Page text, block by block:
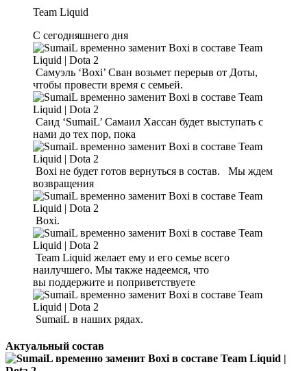
Team Liquid
С сегодняшнего дня
Самуэль ‘Boxi’ Сван возьмет перерыв от Доты,
чтобы провести время с семьей.
Саид ‘SumaiL’ Самаил Хассан будет выступать с
нами до тех пор, пока
Boxi не будет готов вернуться в состав. Мы ждем
возвращения
Boxi.
Team Liquid желает ему и его семье всего
наилучшего. Мы также надеемся, что
вы поддержите и поприветствуете
SumaiL в наших рядах.
Актуальный состав